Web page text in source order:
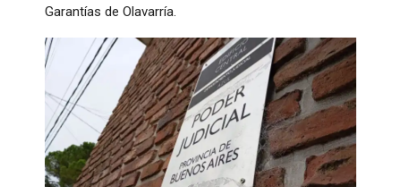
Garantías de Olavarría.